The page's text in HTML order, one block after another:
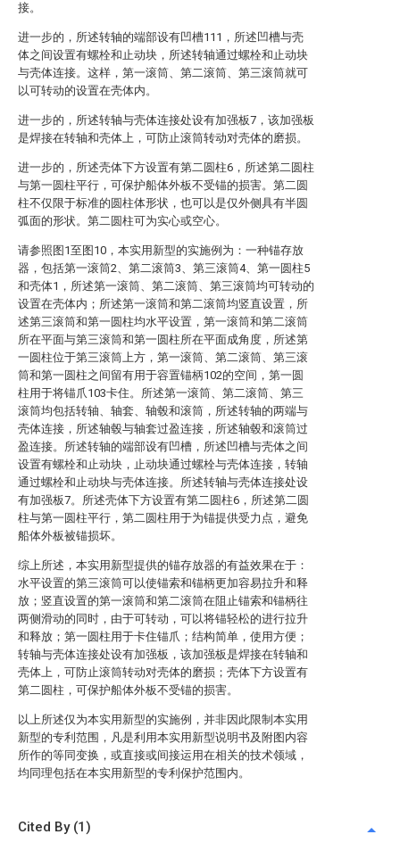
接。
进一步的，所述转轴的端部设有凹槽111，所述凹槽与壳
体之间设置有螺栓和止动块，所述转轴通过螺栓和止动块
与壳体连接。这样，第一滚筒、第二滚筒、第三滚筒就可
以可转动的设置在壳体内。
进一步的，所述转轴与壳体连接处设有加强板7，该加强板
是焊接在转轴和壳体上，可防止滚筒转动对壳体的磨损。
进一步的，所述壳体下方设置有第二圆柱6，所述第二圆柱
与第一圆柱平行，可保护船体外板不受锚的损害。第二圆
柱不仅限于标准的圆柱体形状，也可以是仅外侧具有半圆
弧面的形状。第二圆柱可为实心或空心。
请参照图1至图10，本实用新型的实施例为：一种锚存放
器，包括第一滚筒2、第二滚筒3、第三滚筒4、第一圆柱5
和壳体1，所述第一滚筒、第二滚筒、第三滚筒均可转动的
设置在壳体内；所述第一滚筒和第二滚筒均竖直设置，所
述第三滚筒和第一圆柱均水平设置，第一滚筒和第二滚筒
所在平面与第三滚筒和第一圆柱所在平面成角度，所述第
一圆柱位于第三滚筒上方，第一滚筒、第二滚筒、第三滚
筒和第一圆柱之间留有用于容置锚柄102的空间，第一圆
柱用于将锚爪103卡住。所述第一滚筒、第二滚筒、第三
滚筒均包括转轴、轴套、轴毂和滚筒，所述转轴的两端与
壳体连接，所述轴毂与轴套过盈连接，所述轴毂和滚筒过
盈连接。所述转轴的端部设有凹槽，所述凹槽与壳体之间
设置有螺栓和止动块，止动块通过螺栓与壳体连接，转轴
通过螺栓和止动块与壳体连接。所述转轴与壳体连接处设
有加强板7。所述壳体下方设置有第二圆柱6，所述第二圆
柱与第一圆柱平行，第二圆柱用于为锚提供受力点，避免
船体外板被锚损坏。
综上所述，本实用新型提供的锚存放器的有益效果在于：
水平设置的第三滚筒可以使锚索和锚柄更加容易拉升和释
放；竖直设置的第一滚筒和第二滚筒在阻止锚索和锚柄往
两侧滑动的同时，由于可转动，可以将锚轻松的进行拉升
和释放；第一圆柱用于卡住锚爪；结构简单，使用方便；
转轴与壳体连接处设有加强板，该加强板是焊接在转轴和
壳体上，可防止滚筒转动对壳体的磨损；壳体下方设置有
第二圆柱，可保护船体外板不受锚的损害。
以上所述仅为本实用新型的实施例，并非因此限制本实用
新型的专利范围，凡是利用本实用新型说明书及附图内容
所作的等同变换，或直接或间接运用在相关的技术领域，
均同理包括在本实用新型的专利保护范围内。
Cited By (1)